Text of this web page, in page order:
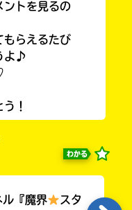
ントを見るの
もらえるたび
よ♪
！
わかる
『魔界
スタ